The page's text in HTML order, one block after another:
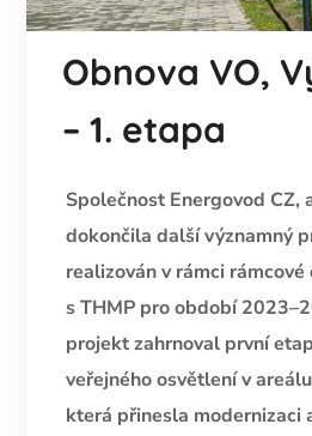
Obnova VO,
– 1. etapa
Společnost Energovod CZ,
dokončila další významný
realizován v rámci
s THMP pro období
projekt zahrnoval první
veřejného osvětlení v
která přinesla modernizaci